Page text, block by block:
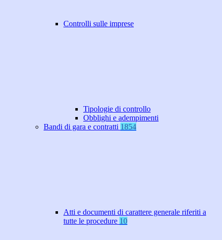
Controlli sulle imprese
Tipologie di controllo
Obblighi e adempimenti
Bandi di gara e contratti 1854
Atti e documenti di carattere generale riferiti a
tutte le procedure 10